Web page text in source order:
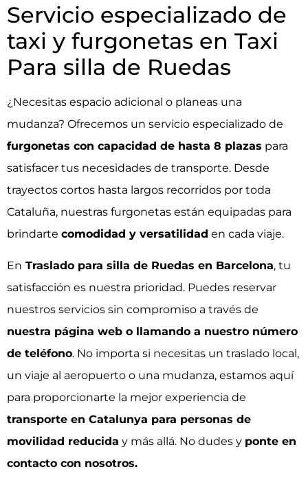
Servicio especializado de
taxi y furgonetas en Taxi
Para silla de Ruedas
¿Necesitas espacio adicional o planeas una
mudanza? Ofrecemos un servicio especializado de
furgonetas con capacidad de hasta 8 plazas para
satisfacer tus necesidades de transporte. Desde
trayectos cortos hasta largos recorridos por toda
Cataluña, nuestras furgonetas están equipadas para
brindarte comodidad y versatilidad en cada viaje.
En Traslado para silla de Ruedas en Barcelona, tu
satisfacción es nuestra prioridad. Puedes reservar
nuestros servicios sin compromiso a través de
nuestra página web o llamando a nuestro número
de teléfono. No importa si necesitas un traslado local,
un viaje al aeropuerto o una mudanza, estamos aquí
para proporcionarte la mejor experiencia de
transporte en Catalunya para personas de
movilidad reducida y más allá. No dudes y ponte en
contacto con nosotros.